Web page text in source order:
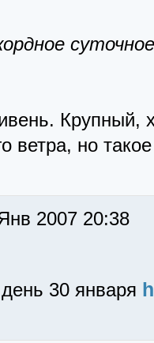
Крупный,
ветра, но
2007 20:38
30 января